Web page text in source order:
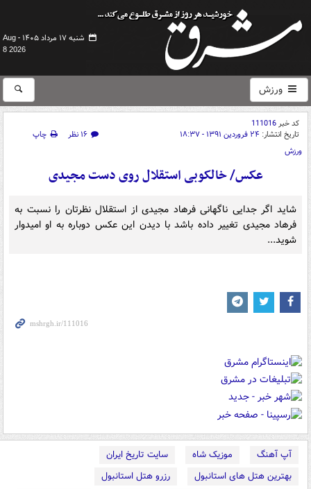
شنبه ۱۷ مرداد ۱۴۰۵ -
Aug
8 2026
ورزش
کد خبر111016
تاریخ انتشار: ۲۴ فروردین ۱۳۹۱ - ۱۸:۳۷ ۱۶ نظر
چاپ
ورزش
عکس/ خالکوبی استقلال روی دست مجیدی
شاید اگر جدایی ناگهانی فرهاد مجیدی از استقلال نظرتان را نسبت به
فرهاد مجیدی تغییر داده باشد با دیدن این عکس دوباره به او امیدوار
شوید...
آپ آهنگ موزیک شاه
سایت تاریخ ایران
بهترین هتل های استانبول
رزرو هتل استانبول